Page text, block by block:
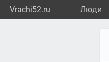
Vrachi52.ru Люди